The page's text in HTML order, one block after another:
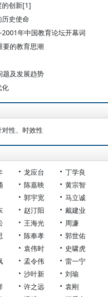
的创新[1]
史使命
年中国教育论坛开幕词
的教育思潮
题及发展趋势
化
性、时效性
龙应台
丁学良
陈嘉映
黄宗智
郭宇宽
马立诚
赵汀阳
戴建业
王海光
周濂
陈奉孝
郭世佑
袁伟时
史啸虎
孟令伟
雷一宁
沙叶新
刘瑜
许之远
袁刚